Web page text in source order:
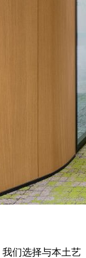
们选择与本土艺